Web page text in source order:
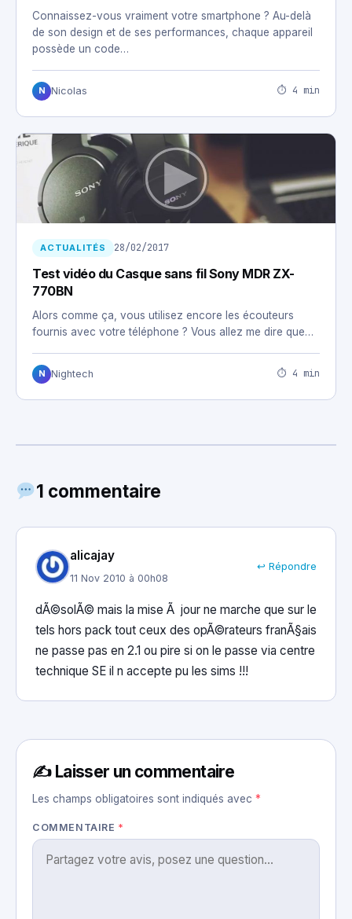
Connaissez-vous vraiment votre smartphone ? Au-delà
de son design et de ses performances, chaque appareil
possède un code…
N Nicolas ⏱ 4 min
ACTUALITÉS 28/02/2017
Test vidéo du Casque sans fil Sony MDR ZX-
770BN
Alors comme ça, vous utilisez encore les écouteurs
fournis avec votre téléphone ? Vous allez me dire que…
N Nightech ⏱ 4 min
1 commentaire
alicajay
11 Nov 2010 à 00h08
↩ Répondre
dÃ©solÃ© mais la mise Ã jour ne marche que sur le
tels hors pack tout ceux des opÃ©rateurs franÃ§ais
ne passe pas en 2.1 ou pire si on le passe via centre
technique SE il n accepte pu les sims !!!
✍️ Laisser un commentaire
Les champs obligatoires sont indiqués avec *
COMMENTAIRE *